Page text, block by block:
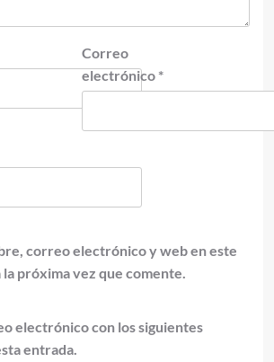
Correo
electrónico *
correo electrónico y web en este
próxima vez que comente.
electrónico con los siguientes
entrada.